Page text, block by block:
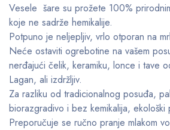
Vesele šare su prožete 100%
koje ne sadrže hemikalije.
Potpuno je neljepljiv, vrlo otporan na
Neće ostaviti ogrebotine na vašem
nerđajući čelik, keramiku, lonce i tave
Lagan, ali izdržljiv.
Za razliku od tradicionalnog posuđa,
biorazgradivo i bez kemikalija, ekološki
Preporučuje se ručno pranje mlakom